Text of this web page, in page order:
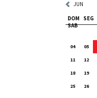
JUN
DOM
SEG
SAB
04
05
11
12
18
19
25
26